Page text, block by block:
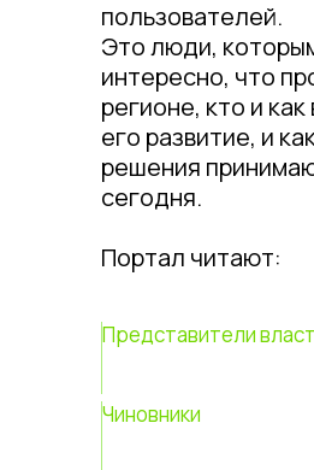
пользователей.
Это люди,
интересно, что
регионе, кто и
его развитие, и
решения
сегодня.
Портал читают:
Представители
Чиновники